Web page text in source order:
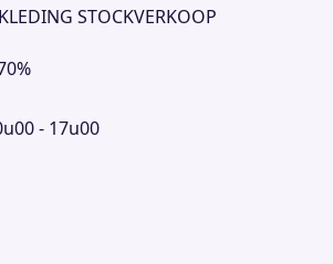
STOCKVERKOOP
- 17u00